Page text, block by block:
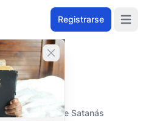
Registrarse
Cerrar banner
y los planes de Satanás